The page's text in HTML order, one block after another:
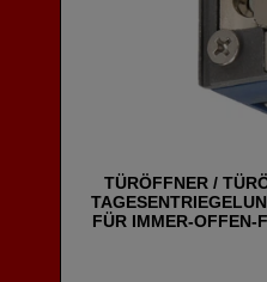
TÜRÖFFNER /
FÜR IMMER-OFFEN-